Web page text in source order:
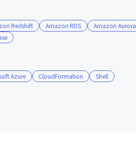
ラ基盤を整備していきます。
Redshift Amazon RDS Amazon Aurora
Azure CloudFormation Shell